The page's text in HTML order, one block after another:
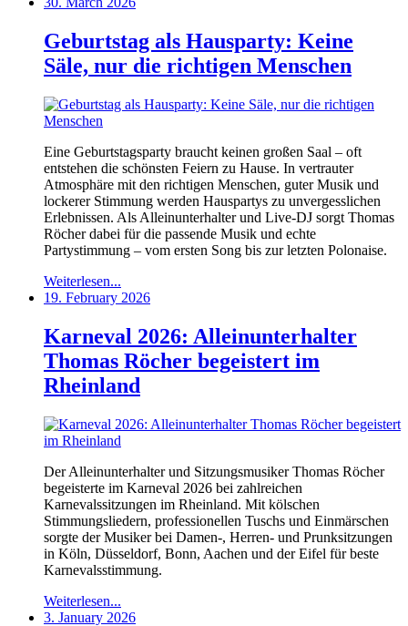
Geburtstag als Hausparty: Keine
Säle, nur die richtigen Menschen
Eine Geburtstagsparty braucht keinen großen Saal – oft
entstehen die schönsten Feiern zu Hause. In vertrauter
Atmosphäre mit den richtigen Menschen, guter Musik und
lockerer Stimmung werden Hauspartys zu unvergesslichen
Erlebnissen. Als Alleinunterhalter und Live-DJ sorgt Thomas
Röcher dabei für die passende Musik und echte
Partystimmung – vom ersten Song bis zur letzten Polonaise.
Weiterlesen...
19. February 2026
Karneval 2026: Alleinunterhalter
Thomas Röcher begeistert im
Rheinland
Der Alleinunterhalter und Sitzungsmusiker Thomas Röcher
begeisterte im Karneval 2026 bei zahlreichen
Karnevalssitzungen im Rheinland. Mit kölschen
Stimmungsliedern, professionellen Tuschs und Einmärschen
sorgte der Musiker bei Damen-, Herren- und Prunksitzungen
in Köln, Düsseldorf, Bonn, Aachen und der Eifel für beste
Karnevalsstimmung.
Weiterlesen...
3. January 2026